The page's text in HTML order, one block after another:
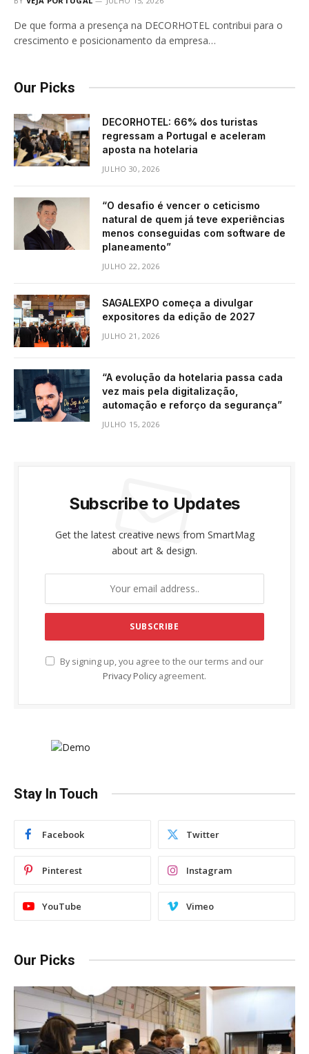
De que forma a presença na DECORHOTEL contribui para o
crescimento e posicionamento da empresa…
Our Picks
DECORHOTEL: 66% dos turistas
regressam a Portugal e aceleram
aposta na hotelaria
JULHO 30, 2026
“O desafio é vencer o ceticismo
natural de quem já teve experiências
menos conseguidas com software de
planeamento”
JULHO 22, 2026
SAGALEXPO começa a divulgar
expositores da edição de 2027
JULHO 21, 2026
“A evolução da hotelaria passa cada
vez mais pela digitalização,
automação e reforço da segurança”
JULHO 15, 2026
Subscribe to Updates
Get the latest creative news from SmartMag
about art & design.
By signing up, you agree to the our terms and our
Privacy Policy agreement.
Stay In Touch
Facebook Twitter
Pinterest Instagram
YouTube Vimeo
Our Picks